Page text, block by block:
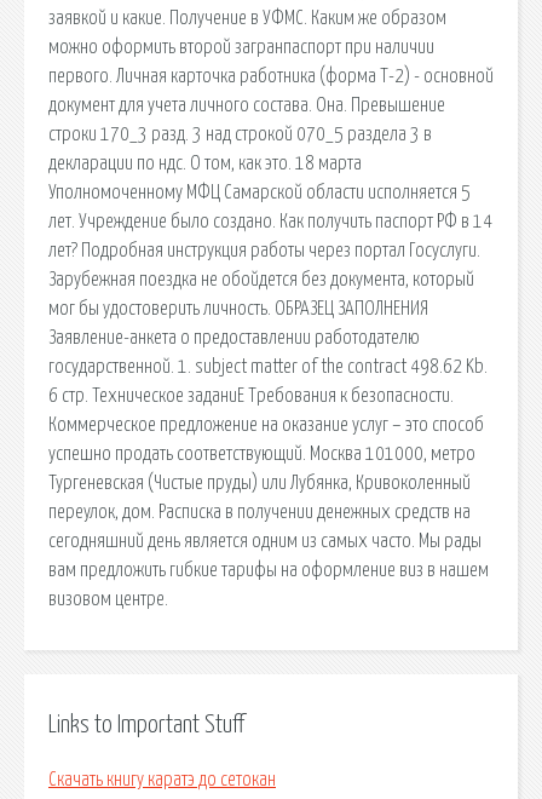
заявкой и какие. Получение в УФМС. Каким же образом
можно оформить второй загранпаспорт при наличии
первого. Личная карточка работника (форма Т-2) - основной
документ для учета личного состава. Она. Превышение
строки 170_3 разд. 3 над строкой 070_5 раздела 3 в
декларации по ндс. О том, как это. 18 марта
Уполномоченному МФЦ Самарской области исполняется 5
лет. Учреждение было создано. Как получить паспорт РФ в 14
лет? Подробная инструкция работы через портал Госуслуги.
Зарубежная поездка не обойдется без документа, который
мог бы удостоверить личность. ОБРАЗЕЦ ЗАПОЛНЕНИЯ
Заявление-анкета о предоставлении работодателю
государственной. 1. subject matter of the contract 498.62 Kb.
6 стр. Техническое заданиЕ Требования к безопасности.
Коммерческое предложение на оказание услуг – это способ
успешно продать соответствующий. Москва 101000, метро
Тургеневская (Чистые пруды) или Лубянка, Кривоколенный
переулок, дом. Расписка в получении денежных средств на
сегодняшний день является одним из самых часто. Мы рады
вам предложить гибкие тарифы на оформление виз в нашем
визовом центре.
Links to Important Stuff
Скачать книгу каратэ до сетокан